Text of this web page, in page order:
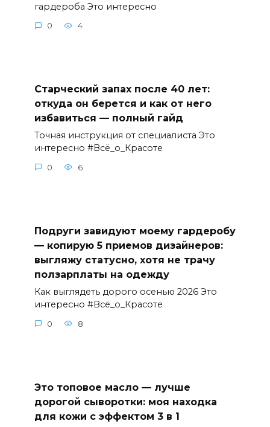
гардероба Это интересно
0 4
Старческий запах после 40 лет:
откуда он берется и как от него
избавиться — полный гайд
Точная инструкция от специалиста Это
интересно #Всё_о_Красоте
0 6
Подруги завидуют моему гардеробу
— копирую 5 приемов дизайнеров:
выгляжу статусно, хотя не трачу
ползарплаты на одежду
Как выглядеть дорого осенью 2026 Это
интересно #Всё_о_Красоте
0 8
Это топовое масло — лучше
дорогой сыворотки: моя находка
для кожи с эффектом 3 в 1